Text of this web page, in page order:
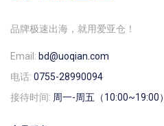
品牌极速出海，就用爱亚仓！
Email: bd@uoqian.com
电话: 0755-28990094
接待时间: 周一-周五（10:00~19:00）